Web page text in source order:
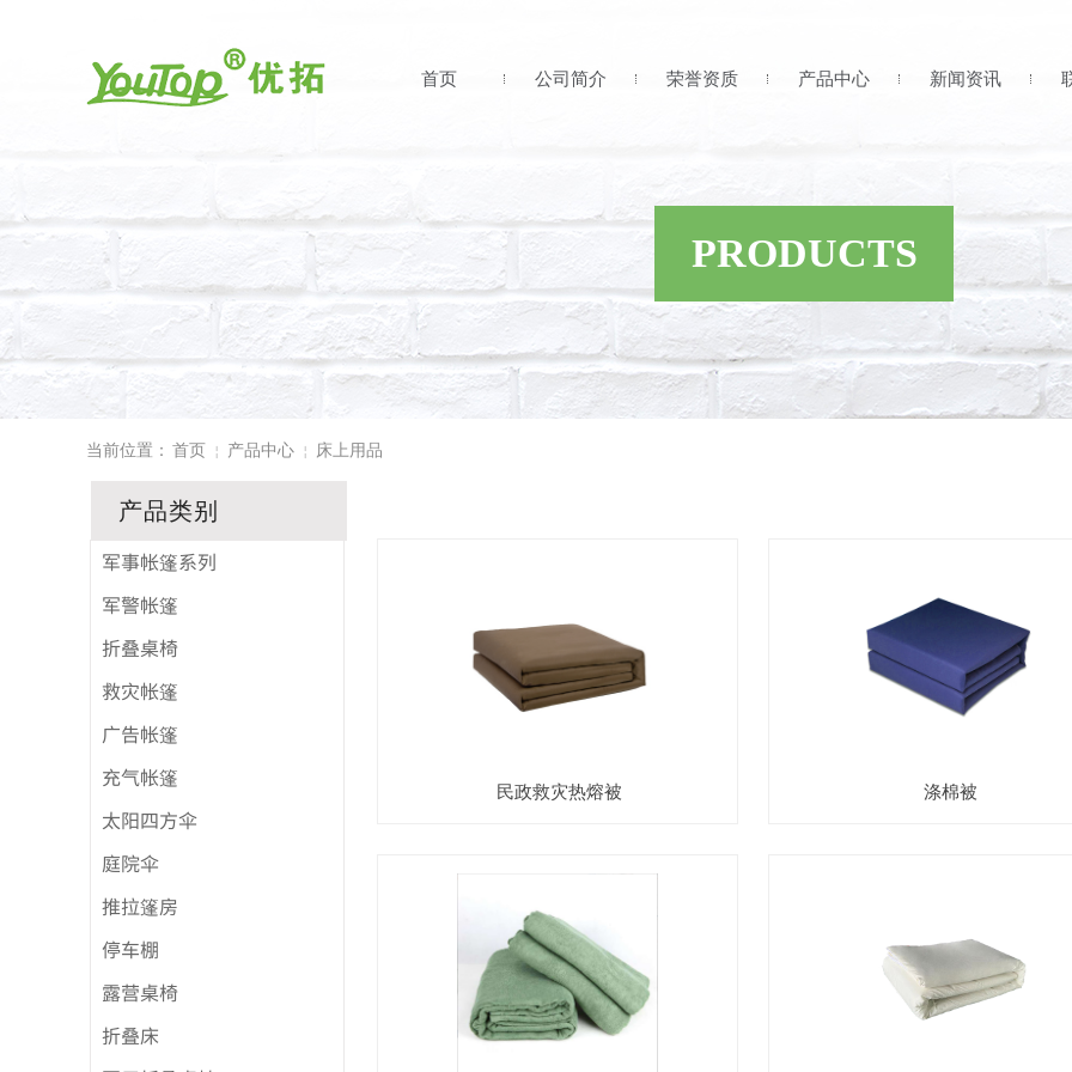
首页 公司简介 荣誉资质 产品中心 新闻资讯
PRODUCTS
当前位置： 首页 ￤ 产品中心 ￤ 床上用品
产品类别
民政救灾热熔被 涤棉被
军事帐篷系列
军警帐篷
折叠桌椅
救灾帐篷
广告帐篷
充气帐篷
太阳四方伞
庭院伞
推拉篷房
停车棚
露营桌椅
折叠床